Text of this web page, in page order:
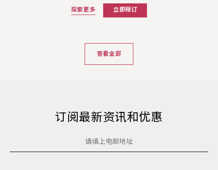
探索更多 立即预订
查看全部
订阅最新资讯和优惠